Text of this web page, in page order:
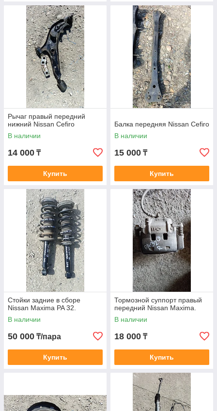
Рычаг правый передний
нижний Nissan Cefiro
В наличии
14 000 ₸
Купить
Балка передняя Nissan Cefiro
В наличии
15 000 ₸
Купить
Стойки задние в сборе
Nissan Maxima PA 32.
В наличии
50 000 ₸/пара
Купить
Тормозной суппорт правый
передний Nissan Maxima.
В наличии
18 000 ₸
Купить